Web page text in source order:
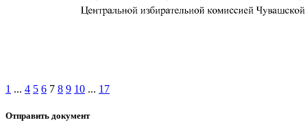
1 ... 4 5 6 7 8 9 10 ... 17
Отправить документ